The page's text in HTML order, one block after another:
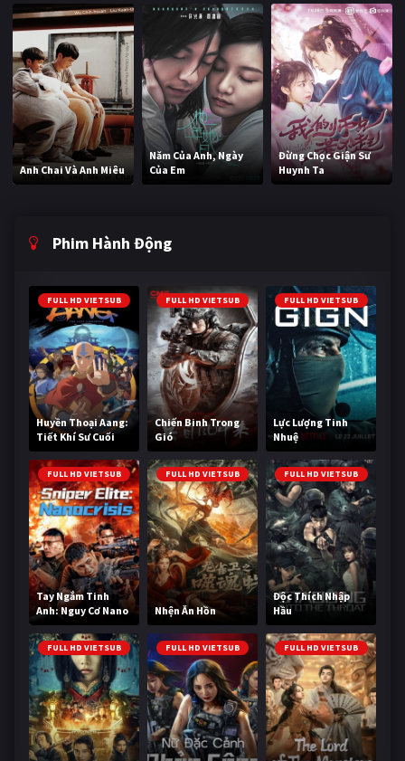
Anh Chai Và Anh Miêu
Năm Của Anh, Ngày
Của Em
Đừng Chọc Giận Sư
Huynh Ta
Phim Hành Động
FULL HD VIETSUB
Huyền Thoại Aang:
Tiết Khí Sư Cuối
Cùng
FULL HD VIETSUB
Chiến Binh Trong
Gió
FULL HD VIETSUB
Lực Lượng Tinh
Nhuệ
FULL HD VIETSUB
Tay Ngắm Tinh
Anh: Nguy Cơ Nano
FULL HD VIETSUB
Nhện Ăn Hồn
FULL HD VIETSUB
Độc Thích Nhập
Hầu
FULL HD VIETSUB FULL HD VIETSUB FULL HD VIETSUB